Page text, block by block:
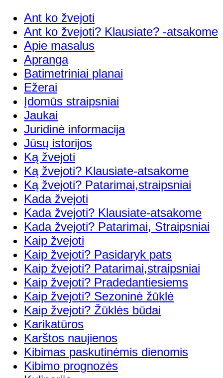
Ant ko žvejoti
Ant ko žvejoti? Klausiate? -atsakome
Apie masalus
Apranga
Batimetriniai planai
Ežerai
Įdomūs straipsniai
Jaukai
Juridinė informacija
Jūsų istorijos
Ką žvejoti
Ką žvejoti? Klausiate-atsakome
Ką žvejoti? Patarimai,straipsniai
Kada žvejoti
Kada žvejoti? Klausiate-atsakome
Kada žvejoti? Patarimai, Straipsniai
Kaip žvejoti
Kaip žvejoti? Pasidaryk pats
Kaip žvejoti? Patarimai,straipsniai
Kaip žvejoti? Pradedantiesiems
Kaip žvejoti? Sezoninė žūklė
Kaip žvejoti? Žūklės būdai
Karikatūros
Karštos naujienos
Kibimas paskutinėmis dienomis
Kibimo prognozės